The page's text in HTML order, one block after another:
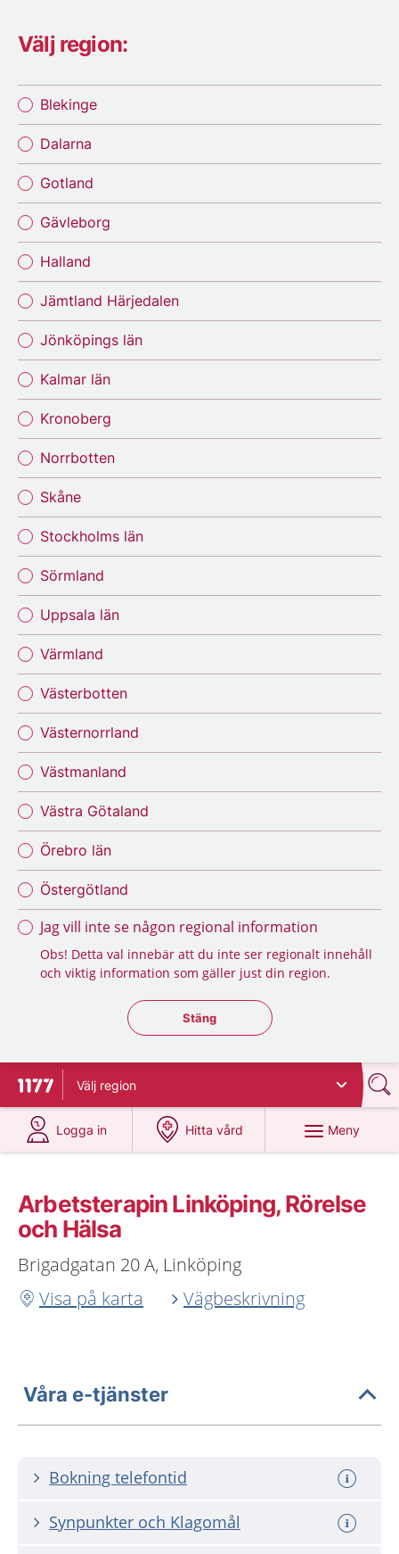
Välj region:
Blekinge
Dalarna
Gotland
Gävleborg
Halland
Jämtland Härjedalen
Jönköpings län
Kalmar län
Kronoberg
Norrbotten
Skåne
Stockholms län
Sörmland
Uppsala län
Värmland
Västerbotten
Västernorrland
Västmanland
Västra Götaland
Örebro län
Östergötland
Jag vill inte se någon regional information
Obs! Detta val innebär att du inte ser regionalt innehåll
och viktig information som gäller just din region.
Stäng regionsväljaren
Stäng
Till startsidan för 1177
Välj region
Logga in
på 1177.se
Hitta vård
på 1177.se
Meny
Arbetsterapin Linköping, Rörelse
och Hälsa
Brigadgatan 20 A, Linköping
Visa på karta
Vägbeskrivning
Våra e-tjänster
Bokning telefontid
Synpunkter och Klagomål